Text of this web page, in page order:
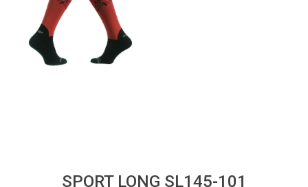
SPORT LONG SL145-101